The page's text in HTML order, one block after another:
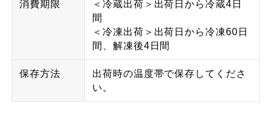
消費期限
＜冷蔵出荷＞出荷日から冷蔵4日
間
＜冷凍出荷＞出荷日から冷凍60日
間、解凍後4日間
保存方法
出荷時の温度帯で保存してくださ
い。